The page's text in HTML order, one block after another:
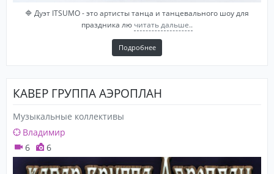
🔷 Дуэт ITSUMO - это артисты танца и танцевального шоу для
праздника лю читать дальше..
Подробнее
КАВЕР ГРУППА АЭРОПЛАН
Музыкальные коллективы
Владимир
6
6